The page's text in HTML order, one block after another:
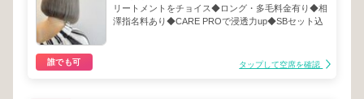
リートメントをチョイス◆ロング・多毛料金有り◆相
澤指名料あり◆CARE PROで浸透力up◆SBセット込
誰でも可 タップして空席を確認